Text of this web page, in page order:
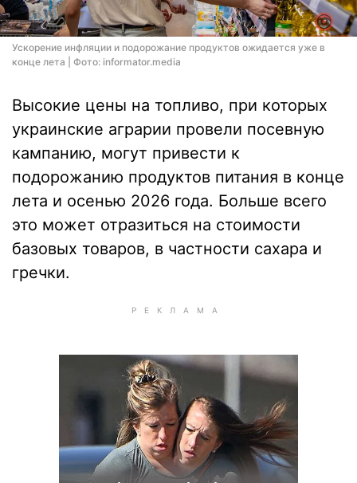
Ускорение инфляции и подорожание продуктов ожидается уже в
конце лета | Фото: informator.media
Высокие цены на топливо, при которых
украинские аграрии провели посевную
кампанию, могут привести к
подорожанию продуктов питания в конце
лета и осенью 2026 года. Больше всего
это может отразиться на стоимости
базовых товаров, в частности сахара и
гречки.